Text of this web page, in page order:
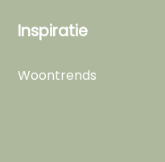
Inspiratie
Woontrends